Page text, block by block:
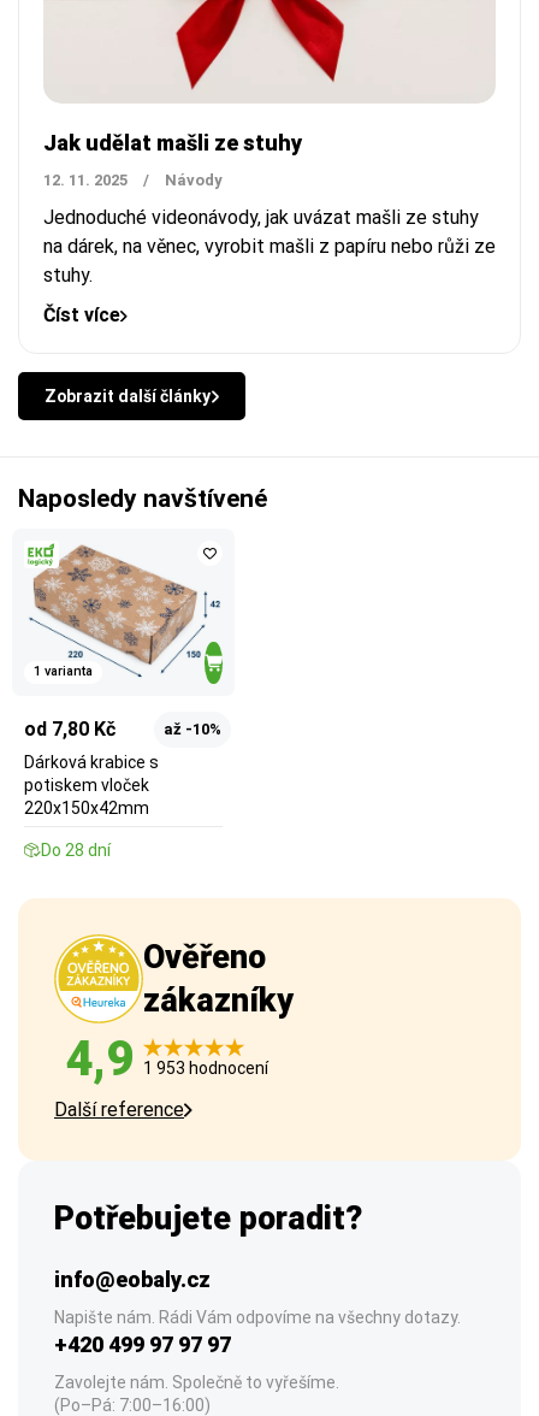
Jak udělat mašli ze stuhy
12. 11. 2025 / Návody
Jednoduché videonávody, jak uvázat mašli ze stuhy
na dárek, na věnec, vyrobit mašli z papíru nebo růži ze
stuhy.
Číst více
Zobrazit další články
Naposledy navštívené
1 varianta
od 7,80 Kč až -10%
Dárková krabice s
potiskem vloček
220x150x42mm
Do 28 dní
Ověřeno
zákazníky
4,9 1 953 hodnocení
Další reference
Potřebujete poradit?
info@eobaly.cz
Napište nám. Rádi Vám odpovíme na všechny dotazy.
+420 499 97 97 97
Zavolejte nám. Společně to vyřešíme.
(Po–Pá: 7:00–16:00)